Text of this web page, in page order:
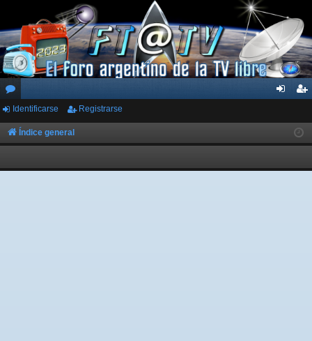
or
os
ar
ist
rs
Identificarse Registrarse
Índice general